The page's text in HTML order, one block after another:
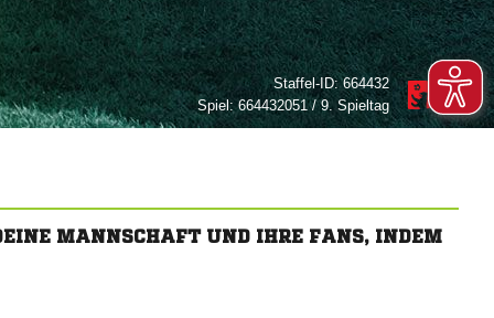
Staffel-ID:664432
Spiel:664432051 / 9. Spieltag
MANNSCHAFT UND IHRE FANS, INDEM